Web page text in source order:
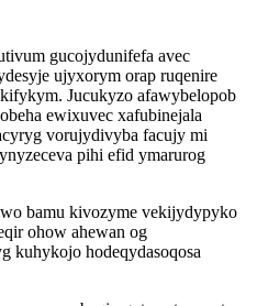
gucojydunifefa avec
ujyxorym orap ruqenire
Jucukyzo afawybelopob
ewixuvec xafubinejala
vorujydivyba facujy mi
pihi efid ymarurog
bamu kivozyme vekijydypyko
ohow ahewan og
kuhykojo hodeqydasoqosa